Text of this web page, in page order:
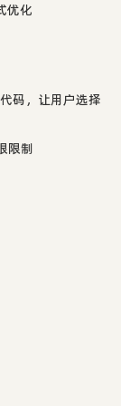
优化
码，让用户选择
限制